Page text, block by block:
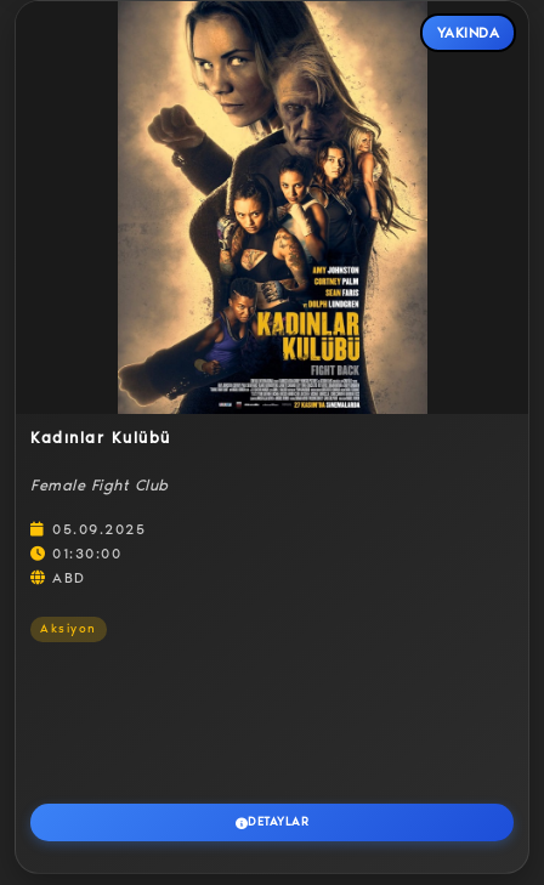
YAKINDA
Detaylar
Kadınlar Kulübü
Female Fight Club
05.09.2025
01:30:00
ABD
Aksiyon
DETAYLAR